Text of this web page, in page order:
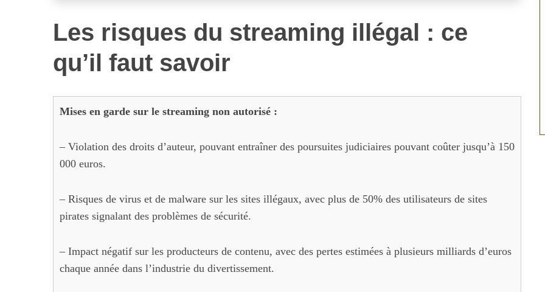
Les risques du streaming illégal : ce
qu’il faut savoir
Mises en garde sur le streaming non autorisé :
– Violation des droits d’auteur, pouvant entraîner des poursuites judiciaires pouvant coûter jusqu’à 150
000 euros.
– Risques de virus et de malware sur les sites illégaux, avec plus de 50% des utilisateurs de sites
pirates signalant des problèmes de sécurité.
– Impact négatif sur les producteurs de contenu, avec des pertes estimées à plusieurs milliards d’euros
chaque année dans l’industrie du divertissement.